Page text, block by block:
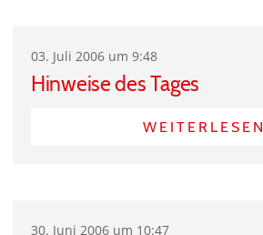
03. Juli 2006 um 9:48
Hinweise des Tages
WEITERLESEN
30. Juni 2006 um 10:47